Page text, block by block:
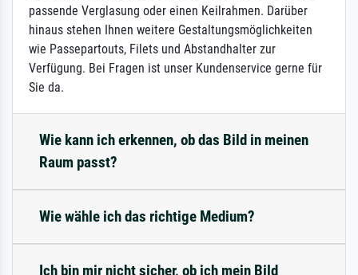
passende Verglasung oder einen Keilrahmen. Darüber
hinaus stehen Ihnen weitere Gestaltungsmöglichkeiten
wie Passepartouts, Filets und Abstandhalter zur
Verfügung. Bei Fragen ist unser Kundenservice gerne für
Sie da.
Wie kann ich erkennen, ob das Bild in meinen
Raum passt?
Wie wähle ich das richtige Medium?
Ich bin mir nicht sicher, ob ich mein Bild